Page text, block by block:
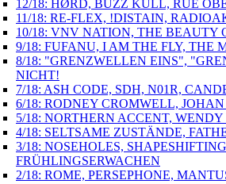
12/18: HØRD, BUZZ KULL, RUE
11/18: RE-FLEX, !DISTAIN,
10/18: VNV NATION, THE BEAUTY
9/18: FUFANU, I AM THE FLY, THE
8/18: "GRENZWELLEN EINS",
NICHT!
7/18: ASH CODE, SDH, N01R,
6/18: RODNEY CROMWELL,
5/18: NORTHERN ACCENT,
4/18: SELTSAME ZUSTÄNDE,
3/18: NOSEHOLES,
FRÜHLINGSERWACHEN
2/18: ROME, PERSEPHONE,